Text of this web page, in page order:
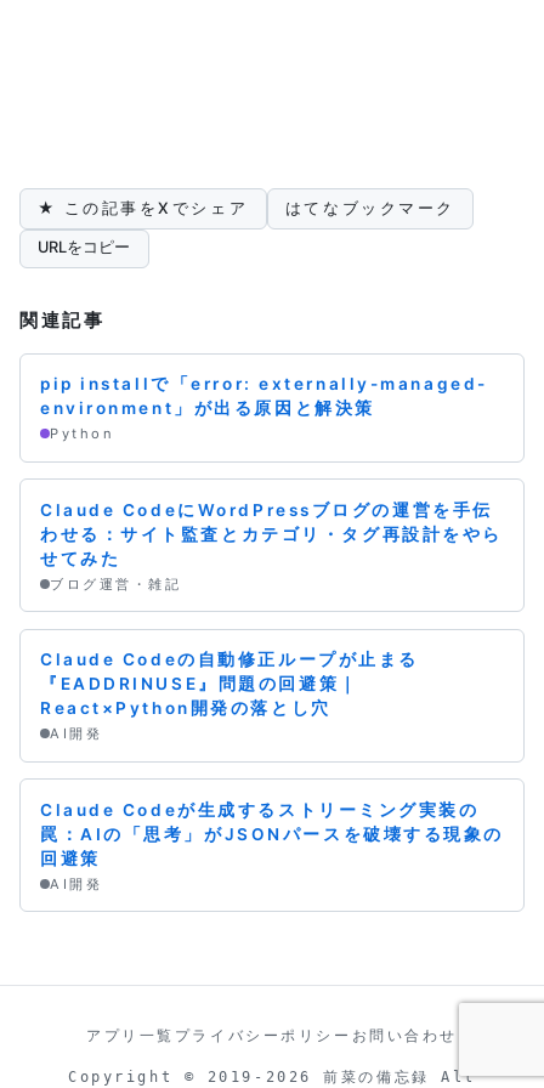
★ この記事をXでシェア はてなブックマーク
URLをコピー
関連記事
pip installで「error: externally-managed-
environment」が出る原因と解決策
Python
Claude CodeにWordPressブログの運営を手伝
わせる：サイト監査とカテゴリ・タグ再設計をやら
せてみた
ブログ運営・雑記
Claude Codeの自動修正ループが止まる
『EADDRINUSE』問題の回避策｜
React×Python開発の落とし穴
AI開発
Claude Codeが生成するストリーミング実装の
罠：AIの「思考」がJSONパースを破壊する現象の
回避策
AI開発
アプリ一覧 プライバシーポリシー お問い合わせ
Copyright © 2019-2026 前菜の備忘録 All